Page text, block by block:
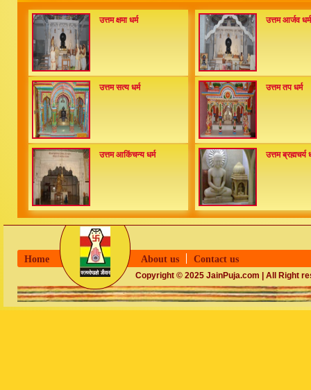
उत्तम क्षमा धर्म उत्तम आर्जव धर्म
उत्तम सत्य धर्म उत्तम तप धर्म
उत्तम आकिंचन्य धर्म उत्तम ब्रह्मचर्य
Home About us Contact us
Copyright © 2025 JainPuja.com | All Right